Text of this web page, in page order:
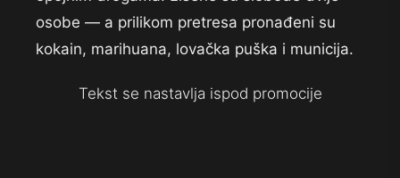
osobe — a prilikom pretresa pronađeni su
kokain, marihuana, lovačka puška i municija.
Tekst se nastavlja ispod promocije